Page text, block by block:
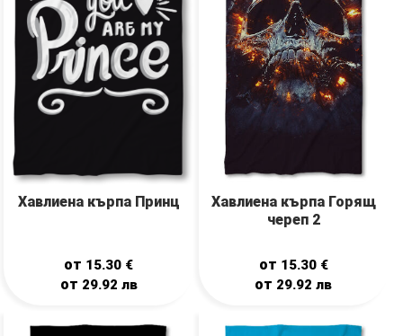
Хавлиена кърпа Принц
от 15.30 €
от 29.92 лв
Хавлиена кърпа Горящ
череп 2
от 15.30 €
от 29.92лв